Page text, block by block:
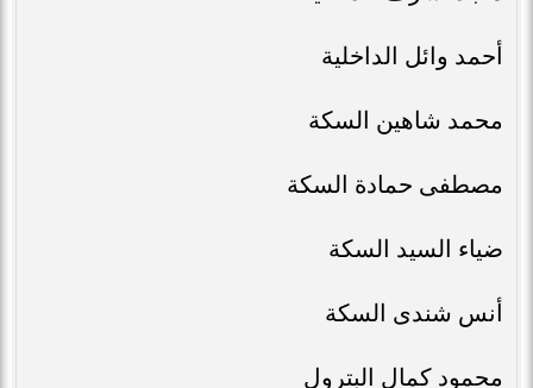
أحمد وائل الداخلية
محمد شاهين السكة
مصطفى حمادة السكة
ضياء السيد السكة
أنس شندى السكة
محمود كمال البترول